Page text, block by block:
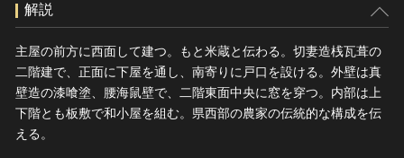
解説
主屋の前方に西面して建つ。もと米蔵と伝わる。切妻造桟瓦葺の
二階建で、正面に下屋を通し、南寄りに戸口を設ける。外壁は真
壁造の漆喰塗、腰海鼠壁で、二階東面中央に窓を穿つ。内部は上
下階とも板敷で和小屋を組む。県西部の農家の伝統的な構成を伝
える。